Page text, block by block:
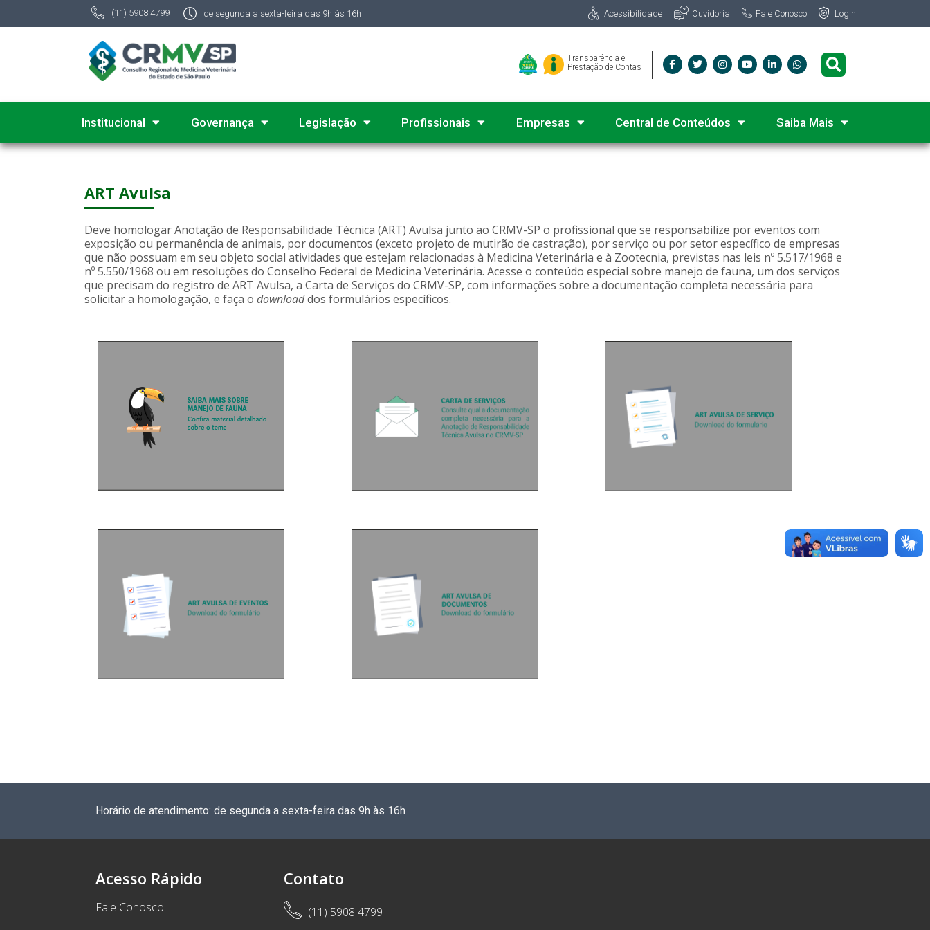
(11) 5908 4799 de segunda a sexta-feira das 9h às 16h Acessibilidade Ouvidoria Fale Conosco Login
Transparência e
Prestação de Contas
Institucional Governança Legislação Profissionais Empresas Central de Conteúdos Saiba Mais
ART Avulsa
Deve homologar Anotação de Responsabilidade Técnica (ART) Avulsa junto ao CRMV-SP o profissional que se responsabilize por eventos com
exposição ou permanência de animais, por documentos (exceto projeto de mutirão de castração), por serviço ou por setor específico de empresas
que não possuam em seu objeto social atividades que estejam relacionadas à Medicina Veterinária e à Zootecnia, previstas nas leis nº 5.517/1968 e
nº 5.550/1968 ou em resoluções do Conselho Federal de Medicina Veterinária. Acesse o conteúdo especial sobre manejo de fauna, um dos serviços
que precisam do registro de ART Avulsa, a Carta de Serviços do CRMV-SP, com informações sobre a documentação completa necessária para
solicitar a homologação, e faça o downloaddos formulários específicos.
Horário de atendimento: de segunda a sexta-feira das 9h às 16h
Acesso Rápido
Fale Conosco
Contato
(11) 5908 4799